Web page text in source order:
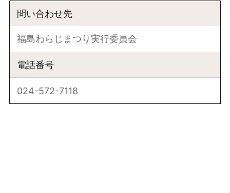
問い合わせ先
福島わらじまつり実行委員会
電話番号
024-572-7118